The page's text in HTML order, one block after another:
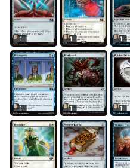
1 1 1
1 1 1